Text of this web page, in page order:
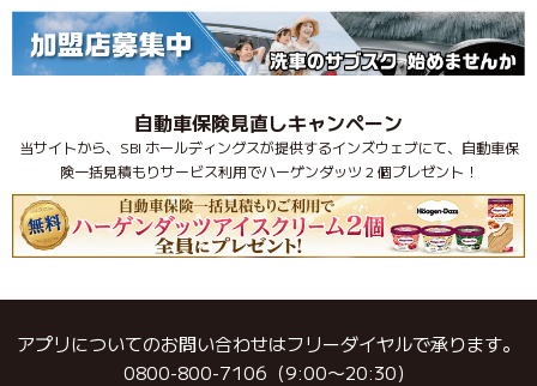
自動車保険見直しキャンペーン
当サイトから、SBI ホールディングスが提供するインズウェブにて、自動車保
険一括見積もりサービス利用でハーゲンダッツ 2 個プレゼント！
アプリについてのお問い合わせはフリーダイヤルで承ります。
0800-800-7106（9:00〜20:30）